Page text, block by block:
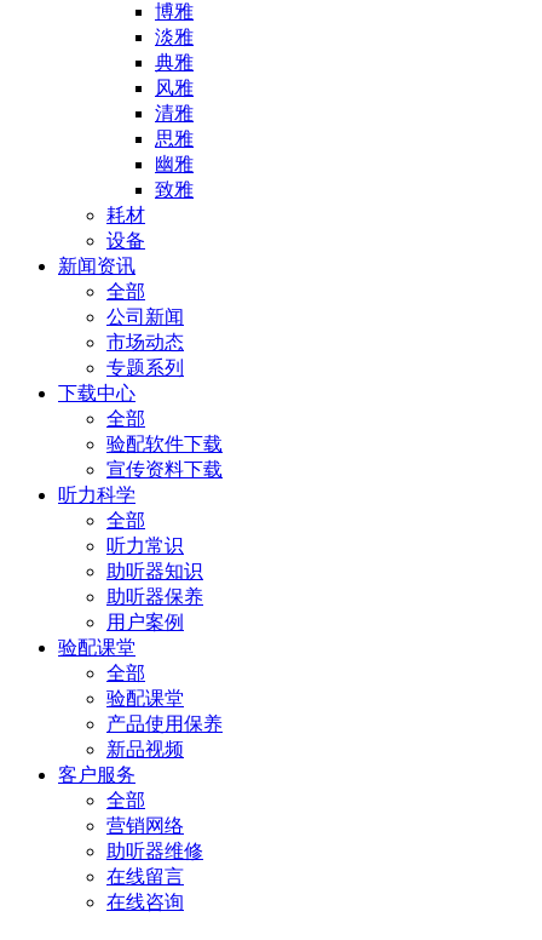
博雅
淡雅
典雅
风雅
清雅
思雅
幽雅
致雅
耗材
设备
新闻资讯
全部
公司新闻
市场动态
专题系列
下载中心
全部
验配软件下载
宣传资料下载
听力科学
全部
听力常识
助听器知识
助听器保养
用户案例
验配课堂
全部
验配课堂
产品使用保养
新品视频
客户服务
全部
营销网络
助听器维修
在线留言
在线咨询